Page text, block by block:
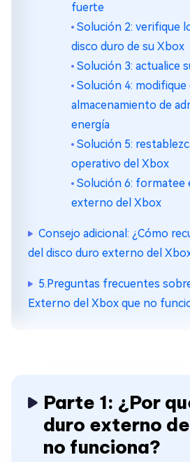
fuerte
Solución 2: verifique
disco duro de su Xbox
Solución 3: actualice
Solución 4: modifique
almacenamiento de
energía
Solución 5:
operativo del Xbox
Solución 6: formatee
externo del Xbox
Consejo adicional: ¿Cómo
del disco duro externo del
5.Preguntas frecuentes
Externo del Xbox que no
Parte 1: ¿Por
duro externo
no funciona?